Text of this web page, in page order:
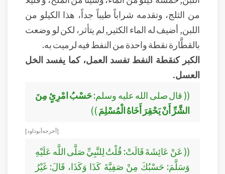
من الثلج، وتقدمه شراباً طيباً جداً، هذا الكيلو من
اللبن, أضيف له الماء الكثير, لم يتأثر، لكن لو وضعت
بالقطَّارة نقطة واحدة من النفط فيه لرميت به.
الكبر كنقطة النفط تفسد العمل، كما يفسد الخل
العسل.
(( قال صلى الله عليه وسلم:حَسْبُ امْرِئٍ مِنَ
الشَّرِّ أَنْ يَحْقِرَ أَخَاهُ الْمُسْلِمَ))
[ أخرجه أبو داود ]
(( عَنْ عَائِشَةَ قَالَتْ: قُلْتُ لِلنَّبِيِّ صَلَّى اللَّه عَلَيْهِ
وَسَلَّمَ: حَسْبُكَ مِنْ صَفِيَّةَ كَذَا وَكَذَا، قَالَ: غَيْرُ